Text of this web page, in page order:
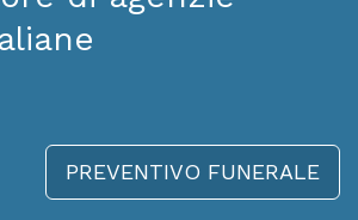
PREVENTIVO FUNERALE